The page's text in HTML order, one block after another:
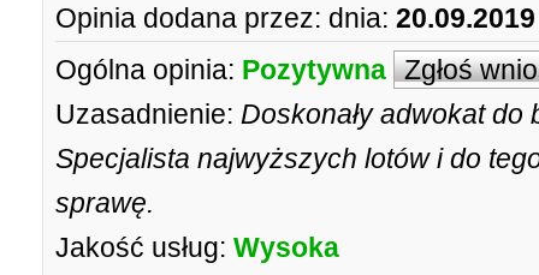
Opinia dodana przez: dnia:
Ogólna opinia: Pozytywna Zgłoś
Uzasadnienie: Doskonały adwokat
Specjalista najwyższych lotów i do
sprawę.
Jakość usług: Wysoka